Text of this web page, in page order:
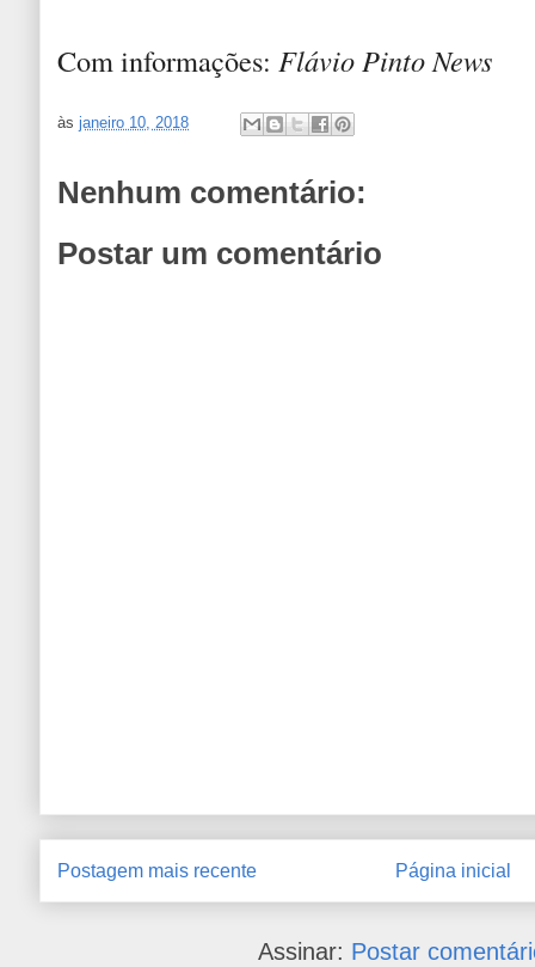
Com informações:Flávio Pinto News
àsjaneiro 10, 2018
Nenhum comentário:
Postar um comentário
Postagem mais recente Página inicial
Assinar: Postar